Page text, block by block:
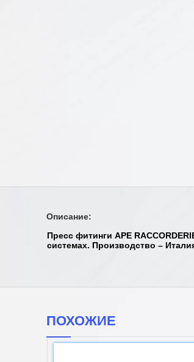
Описание:
Пресс фитинги APE
системах. Производство –
ПОХОЖИЕ